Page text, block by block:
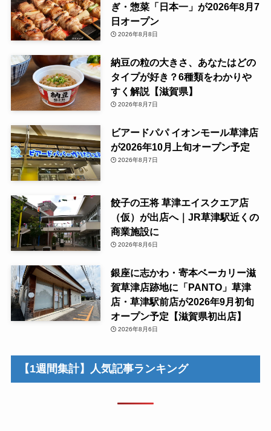
ぎ・惣菜「日本一」が2026年8月7
日オープン
2026年8月8日
納豆の粒の大きさ、あなたはどの
タイプが好き？6種類をわかりや
すく解説【滋賀県】
2026年8月7日
ビアードパパ イオンモール草津店
が2026年10月上旬オープン予定
2026年8月7日
餃子の王将 草津エイスクエア店
（仮）が出店へ｜JR草津駅近くの
商業施設に
2026年8月6日
銀座に志かわ・寄本ベーカリー滋
賀草津店跡地に「PANTO」草津
店・草津駅前店が2026年9月初旬
オープン予定【滋賀県初出店】
2026年8月6日
【1週間集計】人気記事ランキング